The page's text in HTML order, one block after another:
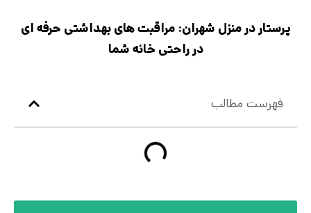
پرستار در منزل شهران: مراقبت‌ های بهداشتی حرفه ای
در راحتی خانه شما
فهرست مطالب